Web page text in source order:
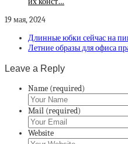
19 мая, 2024
Длинные юбки сейчас на
Летние образы для офиса
Leave a Reply
Name (required)
Mail (required)
Website